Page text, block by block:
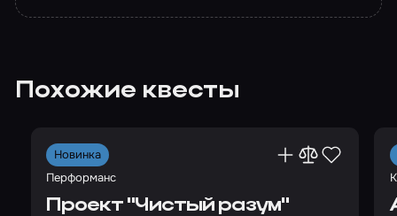
Похожие квесты
Новинка
Перформанс
Проект "Чистый разум"